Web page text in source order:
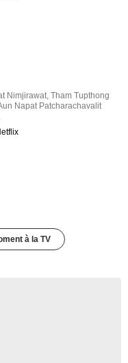
Nimjirawat ,Tham Tupthong
Napat Patcharachavalit
à la TV